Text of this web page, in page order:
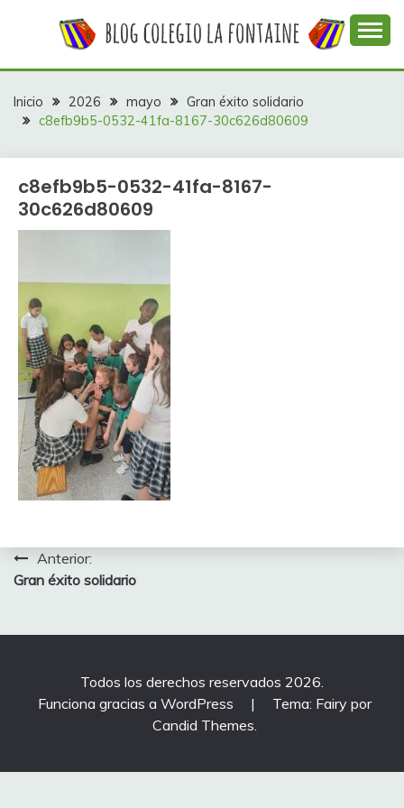
COLEGIO LA
FONTAINE
colegio La Fontaine
Inicio 2026 mayo
Gran éxito solidario
c8efb9b5-0532-41fa-8167-30c626d80609
c8efb9b5-0532-41fa-8167-
30c626d80609
Navegación
de
entradas
Anterior:
Gran éxito solidario
Todos los derechos reservados 2026.
Funciona gracias a WordPress
|
Tema: Fairy por
Candid Themes